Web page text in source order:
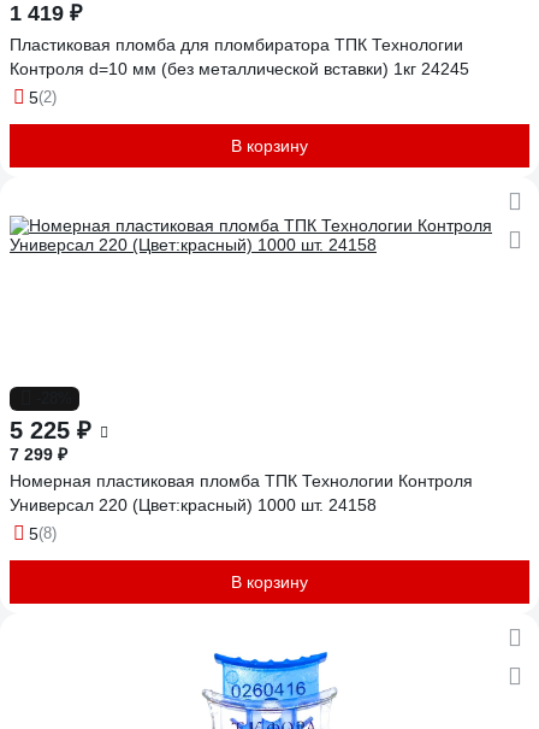
1 419 ₽
Пластиковая пломба для пломбиратора ТПК Технологии
Контроля d=10 мм (без металлической вставки) 1кг 24245
5(2)
В корзину
5 225 ₽
7 299 ₽
Номерная пластиковая пломба ТПК Технологии Контроля
Универсал 220 (Цвет:красный) 1000 шт. 24158
5(8)
В корзину